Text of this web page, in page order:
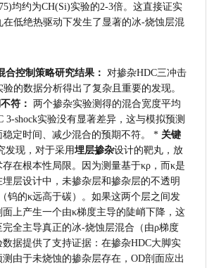
均约为CH(Si)实验的2-3倍。这直接证实
在低绝热驱动下发生了显著的冰-烧蚀层混
合控制策略研究结果：
对掺杂HDC三冲击
的数据分析得出了复杂且重要的发现。
符：
两个掺杂实验测得的混合宽度平均
3-shock实验没有显著差异，这与模拟预测
定时间、减少混合的预期不符。 * 关键
发现，对于采用埋层掺杂设计的靶丸，放
在根本性局限。因为测量基于κρ，而κ是
层设计中，未掺杂层和掺杂层的不透明
钨的κ远高于碳）。如果这两个层之间发
面上产生一个由κ梯度主导的陡峭下降，这
全主导真正的冰-烧蚀层混合（由ρ梯度
据提供了支持证据：在掺杂HDC大脚实
由于未烧蚀的掺杂层存在，OD剖面应出